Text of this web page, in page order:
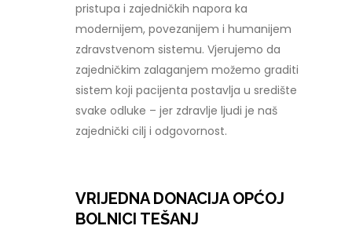
pristupa i zajedničkih napora ka
modernijem, povezanijem i humanijem
zdravstvenom sistemu. Vjerujemo da
zajedničkim zalaganjem možemo graditi
sistem koji pacijenta postavlja u središte
svake odluke – jer zdravlje ljudi je naš
zajednički cilj i odgovornost.
VRIJEDNA DONACIJA OPĆOJ
BOLNICI TEŠANJ